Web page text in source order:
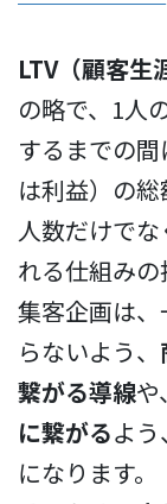
LTV（顧客
の略で、1人
するまでの
は利益）の
人数だけで
れる仕組みの
集客企画は
らないよう、
繋がる導線や、
に繋がるよ
になります。